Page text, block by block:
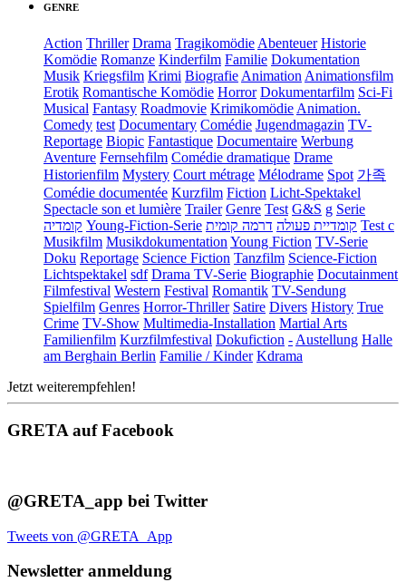
GENRE
Action Thriller Drama Tragikomödie Abenteuer Historie
Komödie Romanze Kinderfilm Familie Dokumentation
Musik Kriegsfilm Krimi Biografie Animation Animationsfilm
Erotik Romantische Komödie Horror Dokumentarfilm Sci-Fi
Musical Fantasy Roadmovie Krimikomödie Animation.
Comedy test Documentary Comédie Jugendmagazin TV-
Reportage Biopic Fantastique Documentaire Werbung
Aventure Fernsehfilm Comédie dramatique Drame
Historienfilm Mystery Court métrage Mélodrame Spot 가족
Comédie documentée Kurzfilm Fiction Licht-Spektakel
Spectacle son et lumière Trailer Genre Test G&S g Serie
קומדיה Young-Fiction-Serie קומדיית פעולה דרמה קומית
Test c
Musikfilm Musikdokumentation Young Fiction TV-Serie
Doku Reportage Science Fiction Tanzfilm Science-Fiction
Lichtspektakel sdf Drama TV-Serie Biographie Docutainment
Filmfestival Western Festival Romantik TV-Sendung
Spielfilm Genres Horror-Thriller Satire Divers History True
Crime TV-Show Multimedia-Installation Martial Arts
Familienfilm Kurzfilmfestival Dokufiction - Austellung Halle
am Berghain Berlin Familie / Kinder Kdrama
Jetzt weiterempfehlen!
GRETA auf Facebook
@GRETA_app bei Twitter
Tweets von @GRETA_App
Newsletter anmeldung